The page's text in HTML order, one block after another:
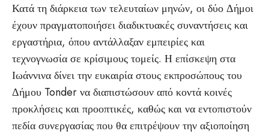
Κατά τη διάρκεια των τελευταίων μηνών, οι δύο Δήμοι
έχουν πραγματοποιήσει διαδικτυακές συναντήσεις και
εργαστήρια, όπου αντάλλαξαν εμπειρίες και
τεχνογνωσία σε κρίσιμους τομείς. Η επίσκεψη στα
Ιωάννινα δίνει την ευκαιρία στους εκπροσώπους του
Δήμου Tonder να διαπιστώσουν από κοντά κοινές
προκλήσεις και προοπτικές, καθώς και να εντοπιστούν
πεδία συνεργασίας που θα επιτρέψουν την αξιοποίηση